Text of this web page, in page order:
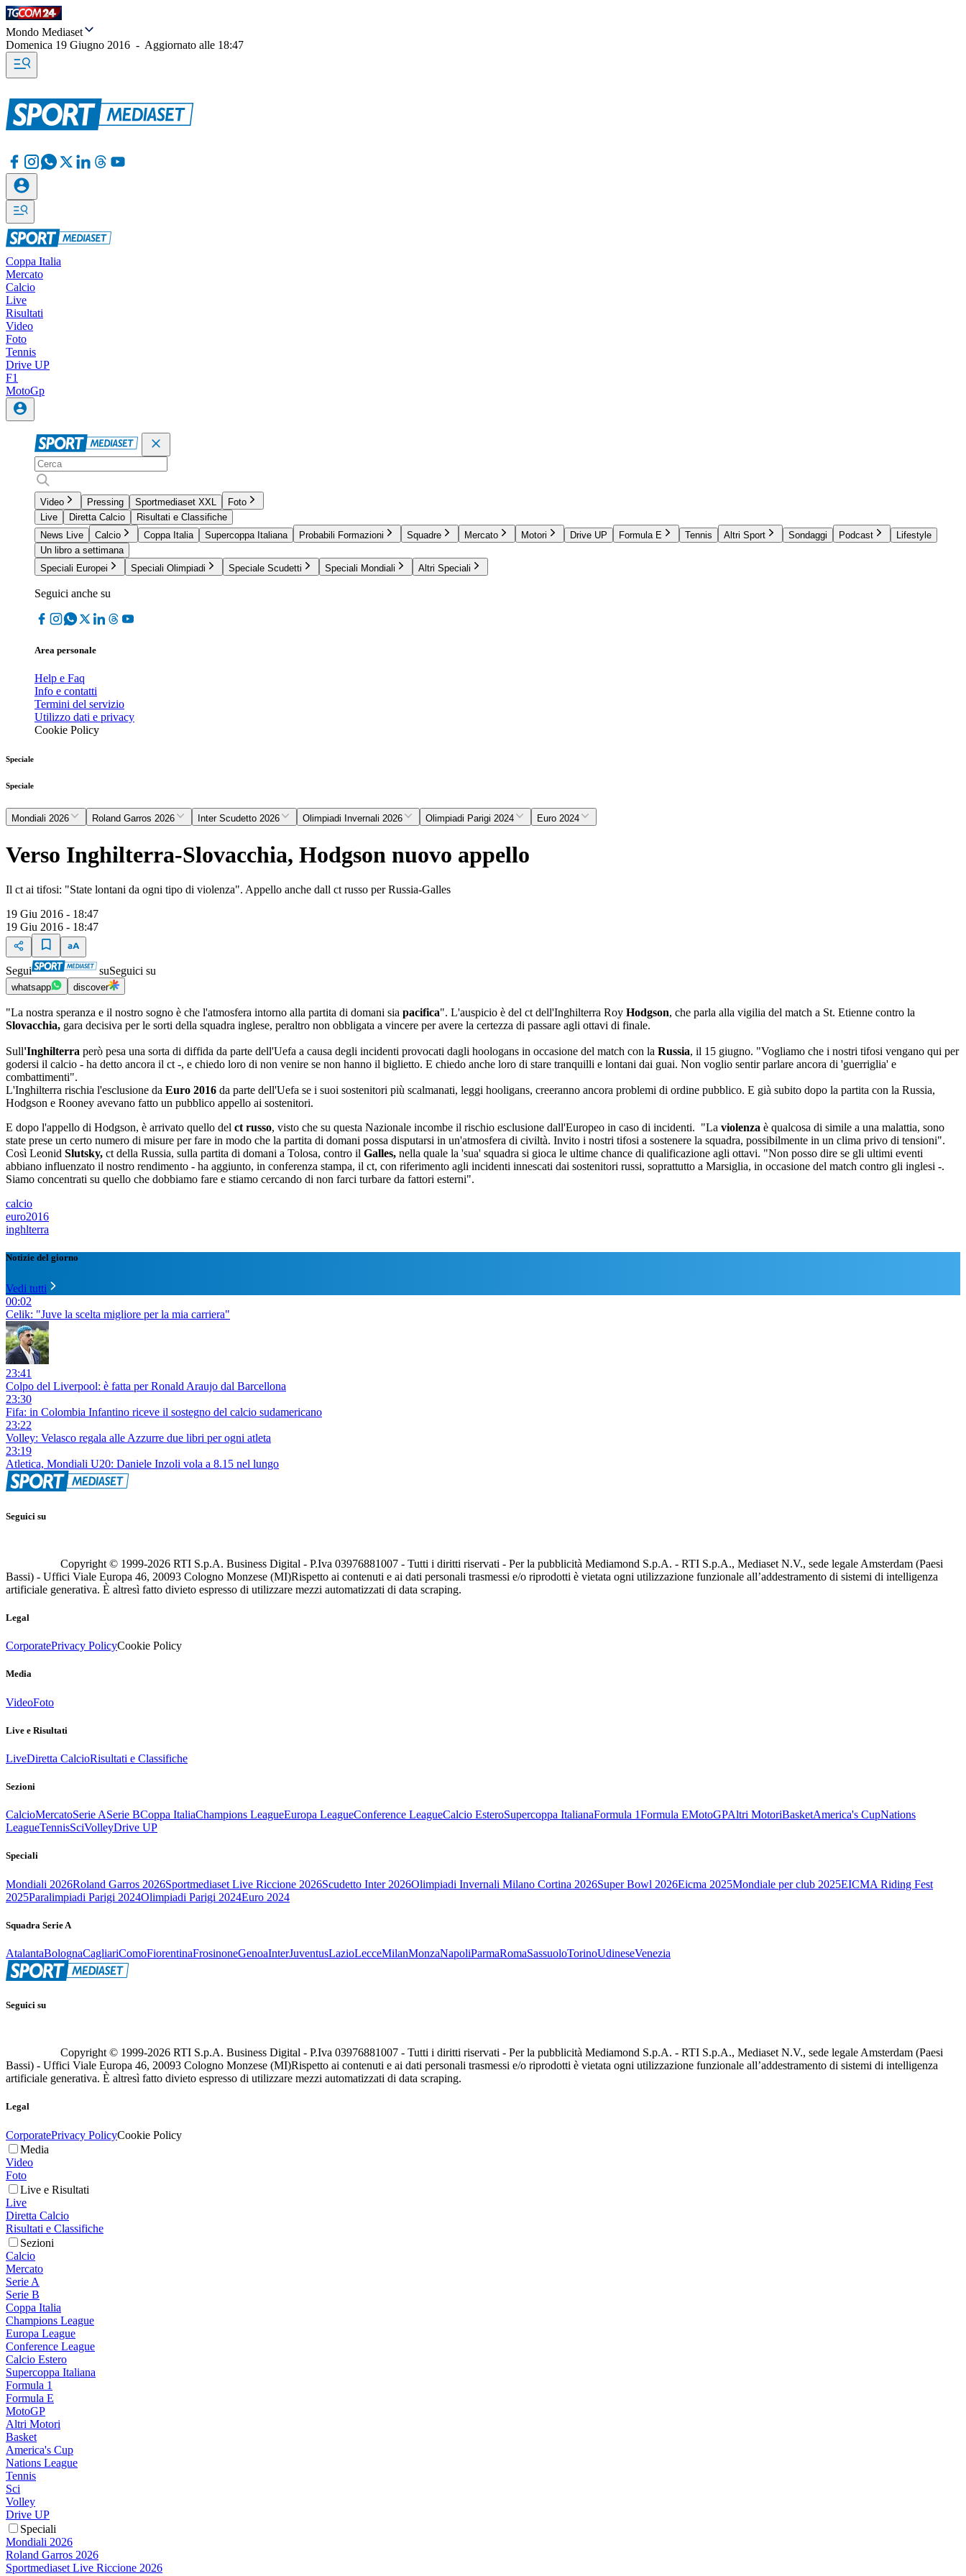
Mondo Mediaset
Domenica 19 Giugno 2016 - Aggiornato alle 18:47
Coppa Italia
Mercato
Calcio
Live
Risultati
Video
Foto
Tennis
Drive UP
F1
MotoGp
Video Pressing Sportmediaset XXL
Foto
Live
Diretta Calcio
Risultati e Classifiche
News Live
Calcio Coppa Italia Supercoppa Italiana Probabili Formazioni Squadre Mercato Motori Drive UP Formula E Tennis Altri Sport Sondaggi Podcast
Lifestyle
Un libro a settimana
Speciali Europei
Speciali Olimpiadi Speciale Scudetti Speciali Mondiali Altri Speciali
Seguici anche su
Area personale
Help e Faq
Info e contatti
Termini del servizio
Utilizzo dati e privacy
Cookie Policy
Speciale
Speciale
Mondiali 2026 Roland Garros 2026 Inter Scudetto 2026 Olimpiadi Invernali 2026 Olimpiadi Parigi 2024 Euro 2024
Verso Inghilterra-Slovacchia, Hodgson nuovo appello
Il ct ai tifosi: "State lontani da ogni tipo di violenza". Appello anche dall ct russo per Russia-Galles
19 Giu 2016 - 18:47
19 Giu 2016 - 18:47
Segui suSeguici su
whatsapp discover
"La nostra speranza e il nostro sogno è che l'atmosfera intorno alla partita di domani sia pacifica". L'auspicio è del ct dell'Inghilterra Roy Hodgson, che parla alla vigilia del match a St. Etienne contro la
Slovacchia, gara decisiva per le sorti della squadra inglese, peraltro non obbligata a vincere per avere la certezza di passare agli ottavi di finale.
Sull'Inghilterra però pesa una sorta di diffida da parte dell'Uefa a causa degli incidenti provocati dagli hoologans in occasione del match con la Russia, il 15 giugno. "Vogliamo che i nostri tifosi vengano qui per
godersi il calcio - ha detto ancora il ct -, e chiedo loro di non venire se non hanno il biglietto. E chiedo anche loro di stare tranquilli e lontani dai guai. Non voglio sentir parlare ancora di 'guerriglia' e
combattimenti".
L'Inghilterra rischia l'esclusione da Euro 2016 da parte dell'Uefa se i suoi sostenitori più scalmanati, leggi hooligans, creeranno ancora problemi di ordine pubblico. E già subito dopo la partita con la Russia,
Hodgson e Rooney avevano fatto un pubblico appello ai sostenitori.
E dopo l'appello di Hodgson, è arrivato quello del ct russo, visto che su questa Nazionale incombe il rischio esclusione dall'Europeo in caso di incidenti. "La violenza è qualcosa di simile a una malattia, sono
state prese un certo numero di misure per fare in modo che la partita di domani possa disputarsi in un'atmosfera di civiltà. Invito i nostri tifosi a sostenere la squadra, possibilmente in un clima privo di tensioni".
Così Leonid Slutsky, ct della Russia, sulla partita di domani a Tolosa, contro il Galles, nella quale la 'sua' squadra si gioca le ultime chance di qualificazione agli ottavi. "Non posso dire se gli ultimi eventi
abbiano influenzato il nostro rendimento - ha aggiunto, in conferenza stampa, il ct, con riferimento agli incidenti innescati dai sostenitori russi, soprattutto a Marsiglia, in occasione del match contro gli inglesi -.
Siamo concentrati su quello che dobbiamo fare e stiamo cercando di non farci turbare da fattori esterni".
calcio
euro2016
inghlterra
Notizie del giorno
Vedi tutti
00:02
Celik: "Juve la scelta migliore per la mia carriera"
23:41
Colpo del Liverpool: è fatta per Ronald Araujo dal Barcellona
23:30
Fifa: in Colombia Infantino riceve il sostegno del calcio sudamericano
23:22
Volley: Velasco regala alle Azzurre due libri per ogni atleta
23:19
Atletica, Mondiali U20: Daniele Inzoli vola a 8.15 nel lungo
Seguici su
Copyright © 1999-2026 RTI S.p.A. Business Digital - P.Iva 03976881007 - Tutti i diritti riservati - Per la pubblicità Mediamond S.p.A. - RTI S.p.A., Mediaset N.V., sede legale Amsterdam (Paesi
Bassi) - Uffici Viale Europa 46, 20093 Cologno Monzese (MI)Rispetto ai contenuti e ai dati personali trasmessi e/o riprodotti è vietata ogni utilizzazione funzionale all’addestramento di sistemi di intelligenza
artificiale generativa. È altresì fatto divieto espresso di utilizzare mezzi automatizzati di data scraping.
Legal
CorporatePrivacy PolicyCookie Policy
Media
VideoFoto
Live e Risultati
LiveDiretta CalcioRisultati e Classifiche
Sezioni
CalcioMercatoSerie ASerie BCoppa ItaliaChampions LeagueEuropa LeagueConference LeagueCalcio EsteroSupercoppa ItalianaFormula 1Formula EMotoGPAltri MotoriBasketAmerica's CupNations
LeagueTennisSciVolleyDrive UP
Speciali
Mondiali 2026Roland Garros 2026Sportmediaset Live Riccione 2026Scudetto Inter 2026Olimpiadi Invernali Milano Cortina 2026Super Bowl 2026Eicma 2025Mondiale per club 2025EICMA Riding Fest
2025Paralimpiadi Parigi 2024Olimpiadi Parigi 2024Euro 2024
Squadra Serie A
AtalantaBolognaCagliariComoFiorentinaFrosinoneGenoaInterJuventusLazioLecceMilanMonzaNapoliParmaRomaSassuoloTorinoUdineseVenezia
Seguici su
Copyright © 1999-2026 RTI S.p.A. Business Digital - P.Iva 03976881007 - Tutti i diritti riservati - Per la pubblicità Mediamond S.p.A. - RTI S.p.A., Mediaset N.V., sede legale Amsterdam (Paesi
Bassi) - Uffici Viale Europa 46, 20093 Cologno Monzese (MI)Rispetto ai contenuti e ai dati personali trasmessi e/o riprodotti è vietata ogni utilizzazione funzionale all’addestramento di sistemi di intelligenza
artificiale generativa. È altresì fatto divieto espresso di utilizzare mezzi automatizzati di data scraping.
Legal
CorporatePrivacy PolicyCookie Policy
Media
Video
Foto
Live e Risultati
Live
Diretta Calcio
Risultati e Classifiche
Sezioni
Calcio
Mercato
Serie A
Serie B
Coppa Italia
Champions League
Europa League
Conference League
Calcio Estero
Supercoppa Italiana
Formula 1
Formula E
MotoGP
Altri Motori
Basket
America's Cup
Nations League
Tennis
Sci
Volley
Drive UP
Speciali
Mondiali 2026
Roland Garros 2026
Sportmediaset Live Riccione 2026